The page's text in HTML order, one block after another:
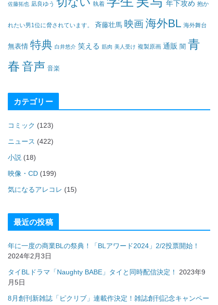
佐藤拓也 凪良ゆう 執着 年下攻め 抱か
れたい男1位に脅されています。 斉藤壮馬 映画海外BL 海外舞台
無表情 特典 白井悠介 笑える 筋肉 美人受け 複製原画 通販 闇 青
春音声 音楽
カテゴリー
コミック (123)
ニュース (422)
小説 (18)
映像・CD (199)
気になるアレコレ (15)
最近の投稿
年に一度の商業BLの祭典！「BLアワード2024」2/2投票開始！
2024年2月3日
タイBLドラマ「Naughty BABE」タイと同時配信決定！
2023年9
月5日
8月創刊新雑誌「ピクリブ」連載作決定！雑誌創刊記念キャンペー